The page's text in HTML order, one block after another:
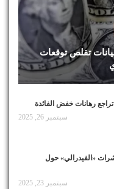
تقلص توقعات
رهانات خفض الفائدة
سبتمبر 26, 2025
«الفيدرالي» حول
سبتمبر 23, 2025